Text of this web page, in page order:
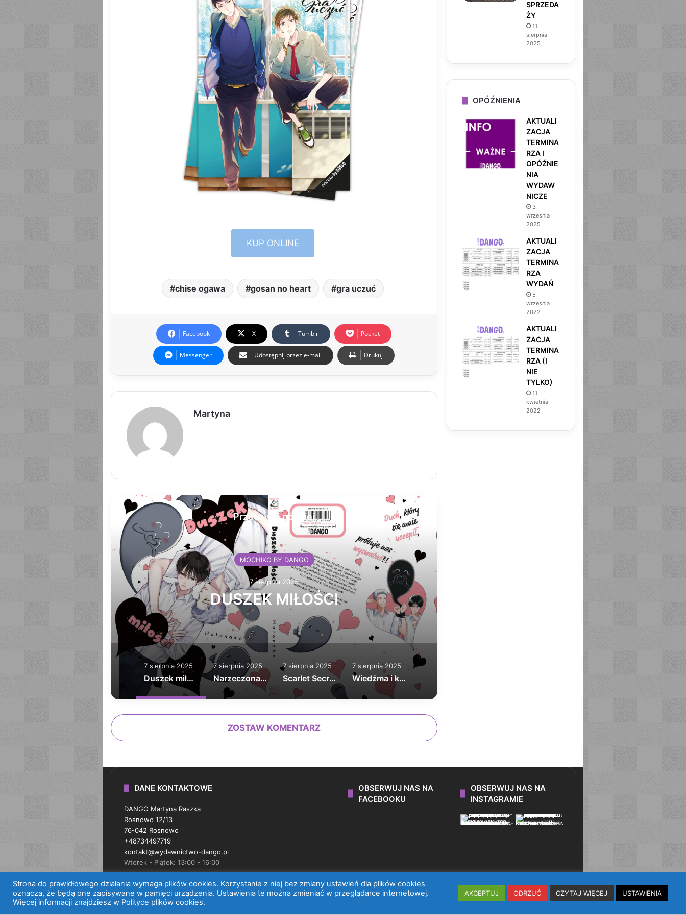
KUP ONLINE
chise ogawa gosan no heart gra uczuć
Facebook X Tumblr Pocket
Messenger Udostępnij przez e-mail Drukuj
Martyna
Przeczytaj później
MOCHIKO BY DANGO
7 sierpnia 2025
DUSZEK MIŁOŚCI
MOCHIKO BY DANGO
7 sierpnia 2025
NARZECZONA DLA IGNATA
7 sierpnia 2025
Duszek miłości
7 sierpnia 2025
Narzeczona dla Ignata tom 1
7 sierpnia 2025
Scarlet Secret nowa edycja
7 sierpnia 2025
Wiedźma i kot
ZOSTAW KOMENTARZ
SPRZEDA
ŻY
11
sierpnia
2025
OPÓŹNIENIA
AKTUALI
ZACJA
TERMINA
RZA I
OPÓŹNIE
NIA
WYDAW
NICZE
3
września
2025
AKTUALI
ZACJA
TERMINA
RZA
WYDAŃ
5
września
2022
AKTUALI
ZACJA
TERMINA
RZA (I
NIE
TYLKO)
11
kwietnia
2022
DANE KONTAKTOWE
DANGO Martyna Raszka
Rosnowo 12/13
76-042 Rosnowo
+48734497719
kontakt@wydawnictwo-dango.pl
Wtorek - Piątek: 13:00 - 16:00
OBSERWUJ NAS NA
FACEBOOKU
OBSERWUJ NAS NA
INSTAGRAMIE
Strona do prawidłowego działania wymaga plików cookies. Korzystanie z niej bez zmiany ustawień dla plików cookies
oznacza, że będą one zapisywane w pamięci urządzenia. Ustawienia te można zmieniać w przeglądarce internetowej.
Więcej informacji znajdziesz w Polityce plików cookies.
AKCEPTUJ ODRZUĆ CZYTAJ WIĘCEJ USTAWIENIA